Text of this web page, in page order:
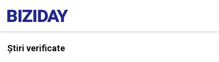
Știri verificate